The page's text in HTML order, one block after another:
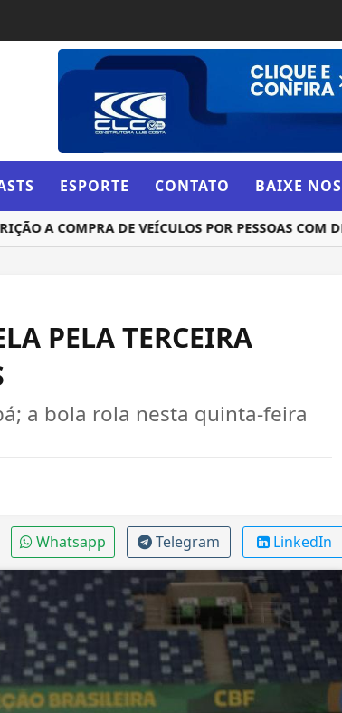
ESPORTE CONTATO BAIXE
A COMPRA DE VEÍCULOS POR PESSOAS COM
PELA TERCEIRA
a bola rola nesta quinta-feira
Whatsapp Telegram LinkedIn